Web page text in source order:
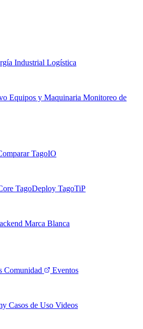
Industrial Logística
Equipos y Maquinaria Monitoreo de
TagoIO
TagoDeploy TagoTiP
Marca Blanca
Comunidad
Eventos
Casos de Uso Videos